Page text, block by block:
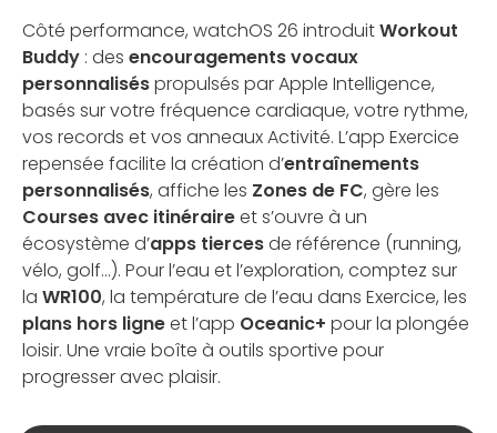
Côté performance, watchOS 26 introduitWorkout
Buddy : des encouragements vocaux
personnaliséspropulsés par Apple Intelligence,
basés sur votre fréquence cardiaque, votre rythme,
vos records et vos anneaux Activité. L’app Exercice
repensée facilite la création d’entraînements
personnalisés, affiche les Zones de FC, gère les
Courses avec itinéraireet s’ouvre à un
écosystème d’apps tiercesde référence (running,
vélo, golf…). Pour l’eau et l’exploration, comptez sur
la WR100, la température de l’eau dans Exercice, les
plans hors ligneet l’app Oceanic+ pour la plongée
loisir. Une vraie boîte à outils sportive pour
progresser avec plaisir.